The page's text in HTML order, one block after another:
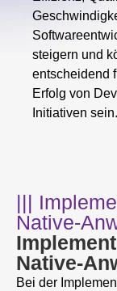
steigern und
entscheidend
Erfolg von
Initiativen sein.
|||
Native-
Native-
Bei der